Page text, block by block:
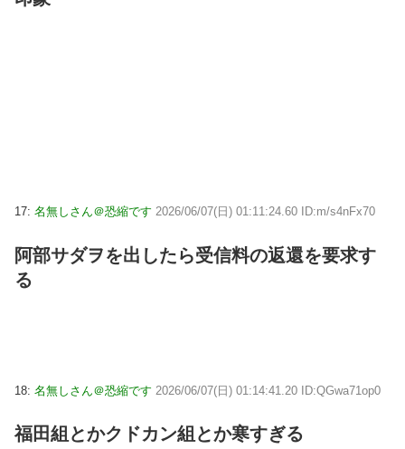
17: 名無しさん＠恐縮です 2026/06/07(日) 01:11:24.60 ID:m/s4nFx70
阿部サダヲを出したら受信料の返還を要求す
る
18: 名無しさん＠恐縮です 2026/06/07(日) 01:14:41.20 ID:QGwa71op0
福田組とかクドカン組とか寒すぎる